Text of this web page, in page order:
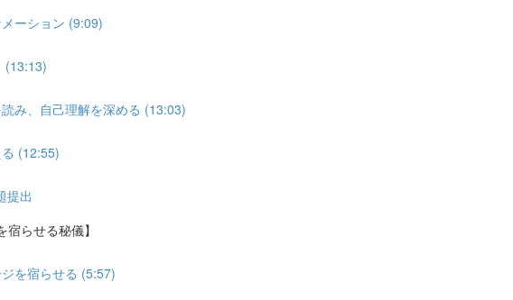
ーション (9:09)
(13:13)
み、自己理解を深める (13:03)
(12:55)
提出
らせる秘儀】
を宿らせる (5:57)